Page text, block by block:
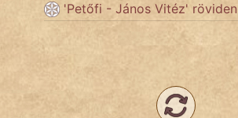
És
'Petőfi - János Vitéz' röviden